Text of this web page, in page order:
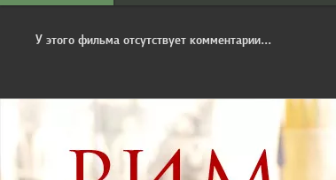
У этого фильма отсутствует комментарии...